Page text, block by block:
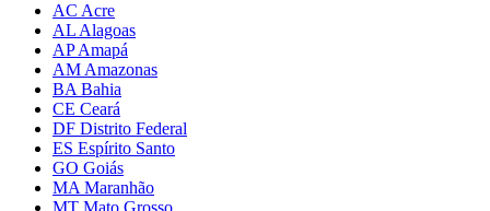
AC Acre
AL Alagoas
AP Amapá
AM Amazonas
BA Bahia
CE Ceará
DF Distrito Federal
ES Espírito Santo
GO Goiás
MA Maranhão